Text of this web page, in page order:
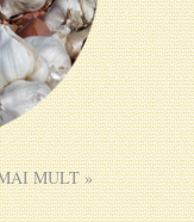
MULT »